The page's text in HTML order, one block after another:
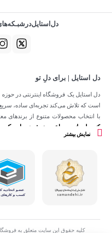
دل استایل | برای دلِ تو
دل استایل یک فروشگاه اینترنتی در حوزه
است که تلاش می‌کند تجربه‌ای ساده، سریع و
با انتخاب محصولات متنوع از برندهای
کنسول بازی ساعت هوشمند اسپیکر
در دل استایل، تمرکز ما فقط روی
نمایش بیشتر
کلیه حقوق این سایت متعلق به فروشگاه دل